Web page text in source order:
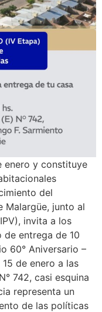
enero y constituye
del
Malargüe, junto al
invita a los
entrega de 10
60° Aniversario –
de enero a las
742, casi esquina
representa un
de las políticas